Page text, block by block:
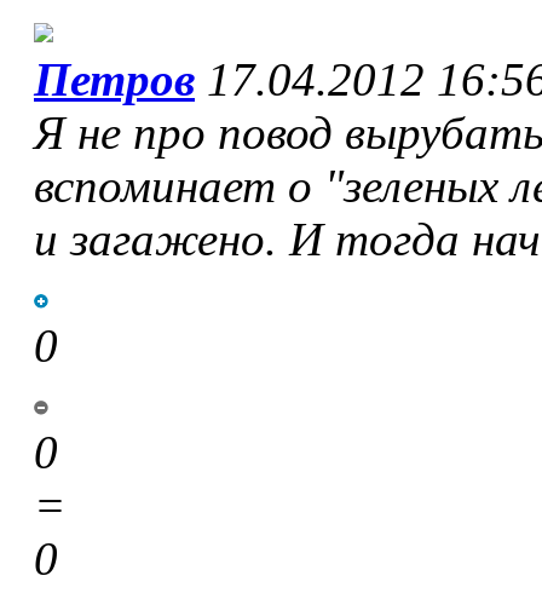
Петров 17.04.2012
Я не про повод
вспоминает о "зеленых
и загажено. И тогда
0
0
=
0